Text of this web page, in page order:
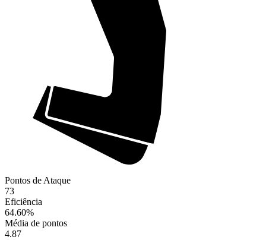
Pontos de Ataque
73
Eficiência
64.60%
Média de pontos
4.87